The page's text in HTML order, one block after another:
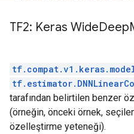
INFO:tensorflow:Saving
INFO:tensorflow:loss =
INFO:tensorflow:loss =
INFO:tensorflow:Calling
INFO:tensorflow:Calling
INFO:tensorflow:Saving
TF2: Keras WideDeep
tarafından belirtilen benzer
(örneğin, önceki örnek,
özelleştirme yeteneği).